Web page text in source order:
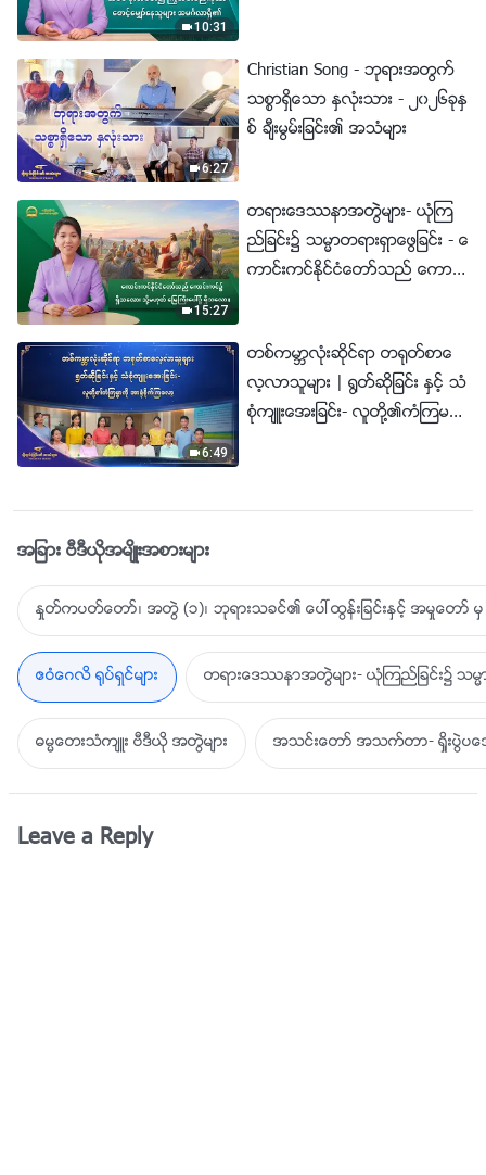
10:31
6:27
Christian Song - ဘုရားအတြက္
သစၥာရွိေသာ ႏွလုံးသား - ၂၀၂၆ခုႏွ
စ္ ခ်ီးမြမ္းျခင္း၏ အသံမ်ား
15:27
တရားေဒႆနာအတြဲမ်ား- ယုံၾက
ည္ျခင္း၌ သမၼာတရားရွာေဖြျခင္း - ေ
ကာင္းကင္ႏိုင္ငံေတာ္သည္ ေကာင္း
6:49
တစ္ကမာၻလုံးဆိုင္ရာ တ႐ုတ္စာေ
လ့လာသူမ်ား | ႐ြတ္ဆိုျခင္း ႏွင့္ သံ
စုံက်ဴးေအးျခင္း- လူတို႔၏ကံၾကမၼာ
အျခား ဗီဒီယိုအမ်ိဳးအစားမ်ား
ႏႈတ္ကပတ္ေတာ္၊ အတြဲ (၁)၊ ဘုရားသခင္၏ ေပၚထြန္းျခင္းႏွင့္ အမႈေတာ္ မွ
ဧဝံေဂလိ ႐ုပ္ရွင္မ်ား တရားေဒႆနာအတြဲမ်ား- ယုံၾကည္ျခင္း၌ သမၼာတ
ဓမၼေတးသံက်ဴး ဗီဒီယို အတြဲမ်ား အသင္းေတာ္ အသက္တာ- ရႈိးပြဲ
Leave a Reply